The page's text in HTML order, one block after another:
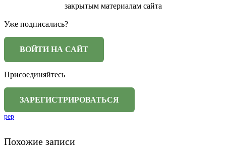
закрытым материалам сайта
Уже подписались?
Присоединяйтесь
pep
Похожие записи